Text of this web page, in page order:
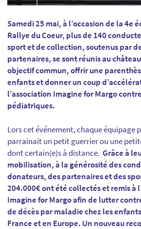
Samedi 25 mai, à l’occasion de la 4e
Rallye du Coeur, plus de 140
sport et de collection, soutenus par
partenaires, se sont réunis au
objectif commun, offrir une
enfants et donner un coup
l’association Imagine for Margo
pédiatriques.
Lors cet événement, chaque équipage
parrainait un petit guerrier ou une
dont certain(e)s à distance. Grâce à
mobilisation, à la générosité des
donateurs, des partenaires et des
204.000€ ont été collectés et remis à
Imagine for Margo afin de lutter
de décès par maladie chez les
France et en Europe. Un nouveau